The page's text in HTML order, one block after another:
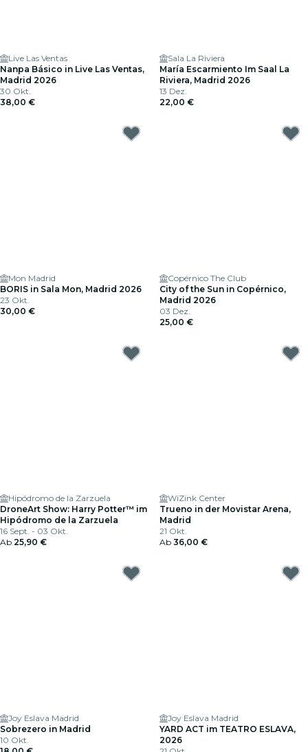
Live Las Ventas
Nanpa Básico in Live Las Ventas,
Madrid 2026
30 Okt.
38,00 €
Sala La Riviera
María Escarmiento Im Saal La
Riviera, Madrid 2026
13 Dez.
22,00 €
Mon Madrid
BORIS in Sala Mon, Madrid 2026
23 Okt.
30,00 €
Copérnico The Club
City of the Sun in Copérnico,
Madrid 2026
03 Dez.
25,00 €
Hipódromo de la Zarzuela
DroneArt Show: Harry Potter™ im
Hipódromo de la Zarzuela
16 Sept. - 03 Okt.
Ab 25,90 €
WiZink Center
Trueno in der Movistar Arena,
Madrid
21 Okt.
Ab 36,00 €
Joy Eslava Madrid
Sobrezero in Madrid
10 Okt.
Joy Eslava Madrid
YARD ACT im TEATRO ESLAVA,
2026